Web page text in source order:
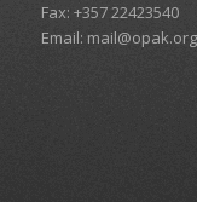
Fax: +357 22423540
Email: